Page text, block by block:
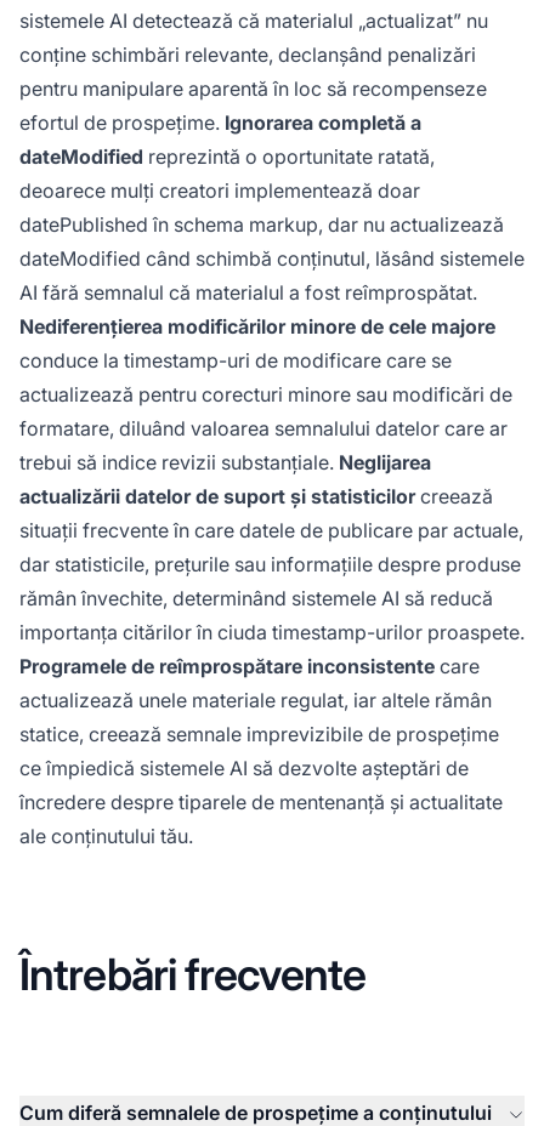
sistemele AI detectează că materialul „actualizat” nu
conține schimbări relevante, declanșând penalizări
pentru manipulare aparentă în loc să recompenseze
efortul de prospețime. Ignorarea completă a
dateModified reprezintă o oportunitate ratată,
deoarece mulți creatori implementează doar
datePublished în schema markup, dar nu actualizează
dateModified când schimbă conținutul, lăsând sistemele
AI fără semnalul că materialul a fost reîmprospătat.
Nediferențierea modificărilor minore de cele majore
conduce la timestamp-uri de modificare care se
actualizează pentru corecturi minore sau modificări de
formatare, diluând valoarea semnalului datelor care ar
trebui să indice revizii substanțiale. Neglijarea
actualizării datelor de suport și statisticilorcreează
situații frecvente în care datele de publicare par actuale,
dar statisticile, prețurile sau informațiile despre produse
rămân învechite, determinând sistemele AI să reducă
importanța citărilor în ciuda timestamp-urilor proaspete.
Programele de reîmprospătare inconsistente care
actualizează unele materiale regulat, iar altele rămân
statice, creează semnale imprevizibile de prospețime
ce împiedică sistemele AI să dezvolte așteptări de
încredere despre tiparele de mentenanță și actualitate
ale conținutului tău.
Întrebări frecvente
Cum diferă semnalele de prospețime a conținutului